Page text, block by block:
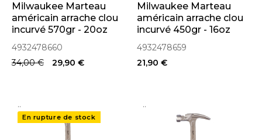
Milwaukee Marteau
américain arrache clou
incurvé 570gr - 20oz
hickory (4932478660)
4932478660
34,00 €
29,90 €
Milwaukee Marteau
américain arrache clou
incurvé 450gr - 16oz
hickory (4932478659)
4932478659
21,90 €
..
En rupture de stock
..